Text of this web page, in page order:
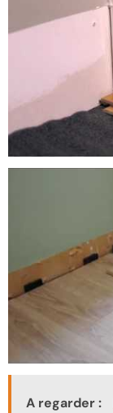
A regarder :